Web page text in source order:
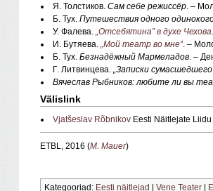
Я. Толстиков. Сам себе режиссёр. –
Б. Тух. Путешествия одного
У. Фалева. „Отсебятина” в духе Чехова
И. Бутяева. „Мой театр во мне”. –
Б. Тух. Безнадёжный Мармеладов. –
Г. Литвинцева. „Записки
Вячеслав Рыбников: любите ли вы
Välislink
Vjatšeslav Rõbnikov Eesti Näitlejate
ETBL, 2016 (M. Mauer)
Kategooriad: Eesti näitlejad | Vene Teater |